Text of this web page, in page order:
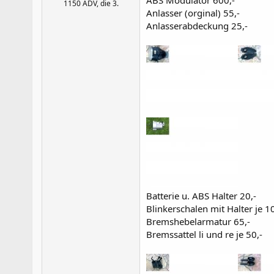
1150 ADV, die 3.
Anlasser (orginal) 55,-
Anlasserabdeckung 25,-
Batterie u. ABS Halter 20,-
Blinkerschalen mit Halter je
Bremshebelarmatur 65,-
Bremssattel li und re je 50,-